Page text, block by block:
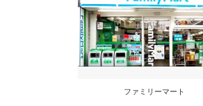
ファミリーマート